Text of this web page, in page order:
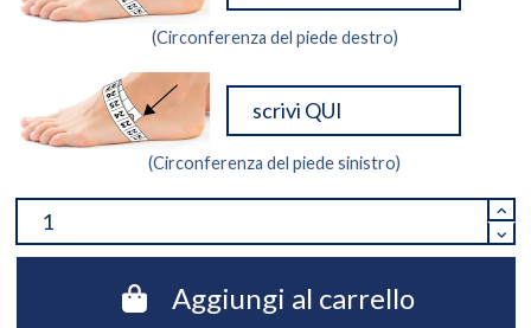
(Circonferenza del piede destro)
(Circonferenza del piede sinistro)
Aggiungi al carrello